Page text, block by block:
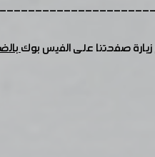
زيارة صفحتنا على الفيس بوك